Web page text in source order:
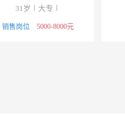
31岁 大专
销售岗位 5000-8000元